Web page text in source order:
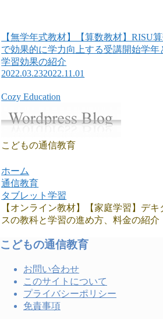
【無学年式教材】【算数教材】RISU
で効果的に学力向上する受講開始学年
学習効果の紹介
2022.03.232022.11.01
Cozy Education
こどもの通信教育
ホーム
通信教育
タブレット学習
【オンライン教材】【家庭学習】デキ
スの教科と学習の進め方、料金の紹介
こどもの通信教育
お問い合わせ
このサイトについて
プライバシーポリシー
免責事項